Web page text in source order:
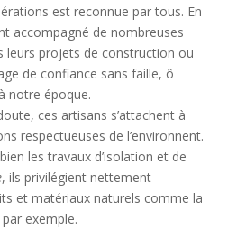
est reconnue par tous. En
accompagné de nombreuses
leurs projets de construction ou
de confiance sans faille, ô
notre époque.
ces artisans s’attachent à
respectueuses de l’environnent.
les travaux d’isolation et de
, ils privilégient nettement
et matériaux naturels comme la
exemple.